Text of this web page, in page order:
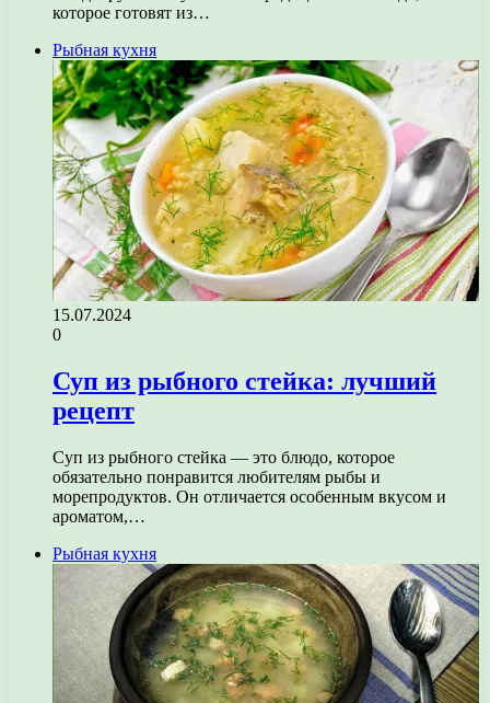
которое готовят из…
Рыбная кухня
15.07.2024
0
Суп из рыбного стейка: лучший
рецепт
Суп из рыбного стейка — это блюдо, которое
обязательно понравится любителям рыбы и
морепродуктов. Он отличается особенным вкусом и
ароматом,…
Рыбная кухня